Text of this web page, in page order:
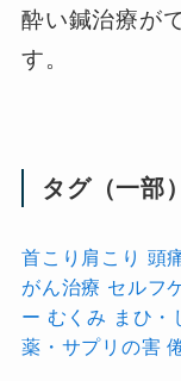
酔い鍼治療が
す。
タグ（一部）
首こり肩こり 頭
がん治療 セルフ
ー むくみ まひ・
薬・サプリの害